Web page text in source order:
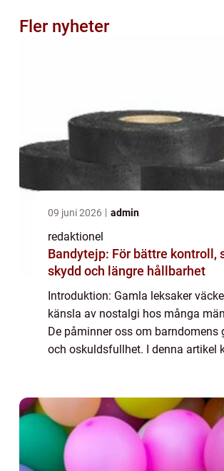
Fler nyheter
09 juni 2026 admin
redaktionel
Bandytejp: För bättre kontroll,
skydd och längre hållbarhet
Introduktion: Gamla leksaker
känsla av nostalgi hos många
De påminner oss om barndomens
och oskuldsfullhet. I denna artikel